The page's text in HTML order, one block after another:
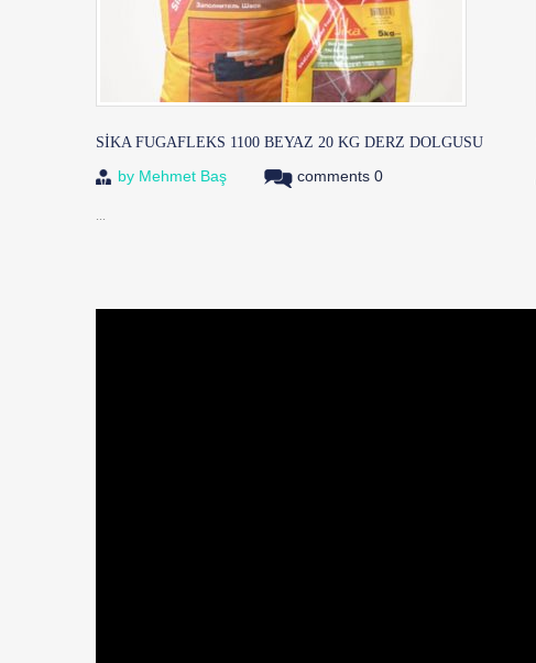
SIKA FUGAFLEKS 1100 BEYAZ 20 KG DERZ DOLGUSU
by Mehmet Baş comments 0
...